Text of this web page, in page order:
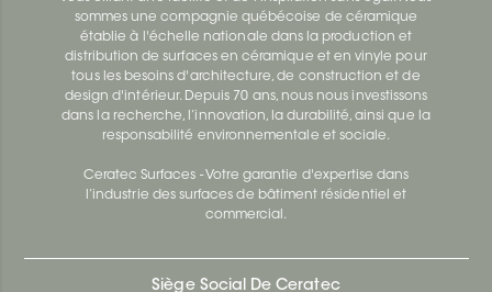
sommes une compagnie québécoise de céramique
établie à l'échelle nationale dans la production et
distribution de surfaces en céramique et en vinyle pour
tous les besoins d'architecture, de construction et de
design d'intérieur. Depuis 70 ans, nous nous investissons
dans la recherche, l’innovation, la durabilité, ainsi que la
responsabilité environnementale et sociale.
Ceratec Surfaces - Votre garantie d'expertise dans
l’industrie des surfaces de bâtiment résidentiel et
commercial.
Siège Social De Ceratec